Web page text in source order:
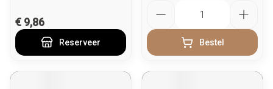
€ 9,86
Reserveer Bestel